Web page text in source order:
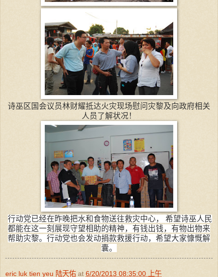
诗巫区国会议员林财耀抵达火灾现场慰问灾黎及向政府相关
人员了解状况！
行动党已经在昨晚把水和食物送往救灾中心， 希望诗巫人民
都能在这一刻展现守望相助的精神，有钱出钱，有物出物来
帮助灾黎。行动党也会发动捐款救援行动，希望大家慷慨解
囊。
eric luk tien yeu 陆天佑 at 6/20/2013 08:35:00 上午